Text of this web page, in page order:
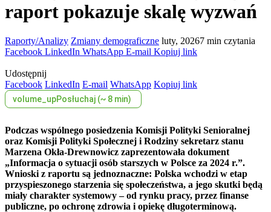
raport pokazuje skalę wyzwań
Raporty/Analizy Zmiany demograficzne luty, 20267 min czytania
Facebook LinkedIn WhatsApp E-mail Kopiuj link
Udostępnij
Facebook LinkedIn E-mail WhatsApp Kopiuj link
volume_upPosłuchaj (~ 8 min)
Podczas wspólnego posiedzenia Komisji Polityki Senioralnej
oraz Komisji Polityki Społecznej i Rodziny sekretarz stanu
Marzena Okła-Drewnowicz zaprezentowała dokument
„Informacja o sytuacji osób starszych w Polsce za 2024 r.”.
Wnioski z raportu są jednoznaczne: Polska wchodzi w etap
przyspieszonego starzenia się społeczeństwa, a jego skutki będą
miały charakter systemowy – od rynku pracy, przez finanse
publiczne, po ochronę zdrowia i opiekę długoterminową.